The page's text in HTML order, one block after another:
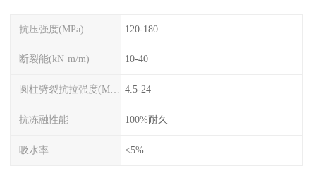
抗压强度(MPa) 120-180
断裂能(kN·m/m) 10-40
圆柱劈裂抗拉强度(MPa) 4.5-24
抗冻融性能 100%耐久
吸水率 <5%